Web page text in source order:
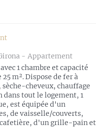
- Appartement
1 chambre et capacité
m². Dispose de fer à
cheveux, chauffage
tout le logement, 1
est équipée d'un
de vaisselle/couverts,
d'un grille-pain et